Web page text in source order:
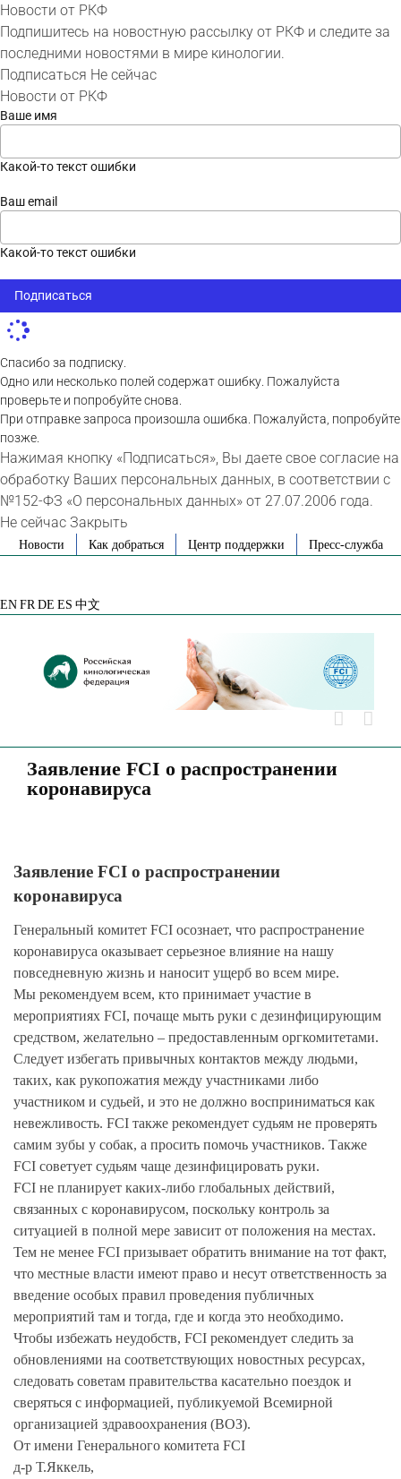
Новости от РКФ
Подпишитесь на новостную рассылку от РКФ и следите за
последними новостями в мире кинологии.
Подписаться Не сейчас
Новости от РКФ
Ваше имя
Какой-то текст ошибки
Ваш email
Какой-то текст ошибки
Подписаться
Спасибо за подписку.
Одно или несколько полей содержат ошибку. Пожалуйста
проверьте и попробуйте снова.
При отправке запроса произошла ошибка. Пожалуйста, попробуйте
позже.
Нажимая кнопку «Подписаться», Вы даете свое согласие на
обработку Ваших персональных данных, в соответствии с
№152-ФЗ «О персональных данных» от 27.07.2006 года.
Не сейчас Закрыть
SkipНовости Как добраться Центр поддержки Пресс-служба
EN FR DE ES 中文
Заявление FCI о распространении
коронавируса
Заявление FCI о распространении
коронавируса
Генеральный комитет FCI осознает, что распространение
коронавируса оказывает серьезное влияние на нашу
повседневную жизнь и наносит ущерб во всем мире.
Мы рекомендуем всем, кто принимает участие в
мероприятиях FCI, почаще мыть руки с дезинфицирующим
средством, желательно – предоставленным оргкомитетами.
Следует избегать привычных контактов между людьми,
таких, как рукопожатия между участниками либо
участником и судьей, и это не должно восприниматься как
невежливость. FCI также рекомендует судьям не проверять
самим зубы у собак, а просить помочь участников. Также
FCI советует судьям чаще дезинфицировать руки.
FCI не планирует каких-либо глобальных действий,
связанных с коронавирусом, поскольку контроль за
ситуацией в полной мере зависит от положения на местах.
Тем не менее FCI призывает обратить внимание на тот факт,
что местные власти имеют право и несут ответственность за
введение особых правил проведения публичных
мероприятий там и тогда, где и когда это необходимо.
Чтобы избежать неудобств, FCI рекомендует следить за
обновлениями на соответствующих новостных ресурсах,
следовать советам правительства касательно поездок и
сверяться с информацией, публикуемой Всемирной
организацией здравоохранения (ВОЗ).
От имени Генерального комитета FCI
д-р Т.Яккель,